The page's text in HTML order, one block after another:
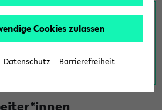
Login haben, können Sie das
Gastzugang verwenden:
vorhandenen Gastzugang
Cookies zulassen
Datenschutz Barrierefreiheit